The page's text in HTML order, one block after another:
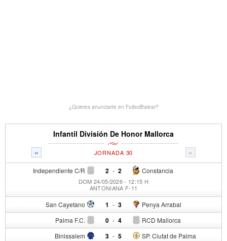
¿Quieres anunciarte en FutbolBalear?
Infantil División De Honor Mallorca
« »
JORNADA 30
Independiente C/R 2 - Constancia
2
DOM 24/05/2026 - 12:15 H
ANTONIANA F-11
San Cayetano 1 - Penya Arrabal
3
Palma F.C. 0 - RCD Mallorca
4
Binissalem 3 - SP. Ciutat de Palma
5